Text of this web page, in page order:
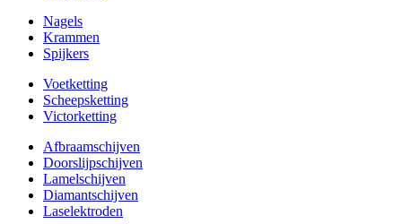
Nagels
Krammen
Spijkers
Voetketting
Scheepsketting
Victorketting
Afbraamschijven
Doorslijpschijven
Lamelschijven
Diamantschijven
Laselektroden